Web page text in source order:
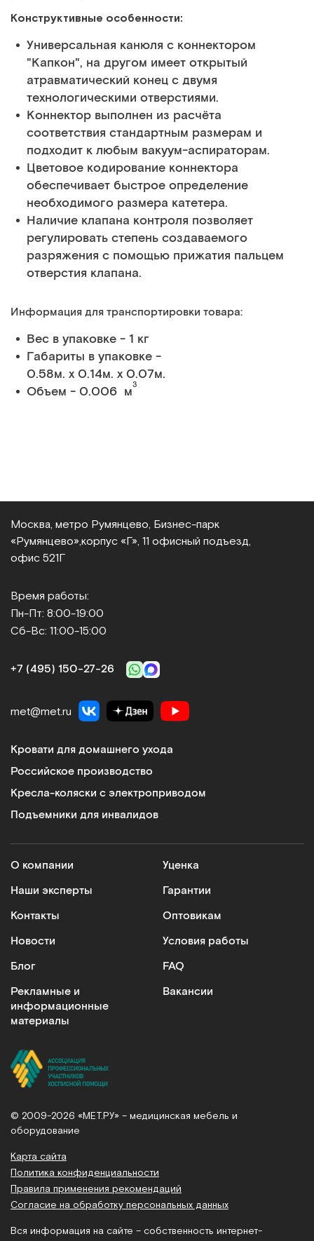
Конструктивные особенности:
Универсальная канюля с коннектором
"Капкон", на другом имеет открытый
атравматический конец с двумя
технологическими отверстиями.
Коннектор выполнен из расчёта
соответствия стандартным размерам и
подходит к любым вакуум-аспираторам.
Цветовое кодирование коннектора
обеспечивает быстрое определение
необходимого размера катетера.
Наличие клапана контроля позволяет
регулировать степень создаваемого
разряжения с помощью прижатия пальцем
отверстия клапана.
Информация для транспортировки товара:
Вес в упаковке - 1 кг
Габариты в упаковке -
0.58м. x 0.14м. x 0.07м.
Объем - 0.006 м3
Москва, метро Румянцево, Бизнес‑парк
«Румянцево», корпус «Г», 11 офисный подъезд,
офис 521Г
Время работы:
Пн-Пт: 8:00-19:00
Сб-Вс: 11:00-15:00
+7 (495) 150‑27‑26
met@met.ru
Кровати для домашнего ухода
Российское производство
Кресла-коляски с электроприводом
Подъемники для инвалидов
О компании
Наши эксперты
Контакты
Новости
Блог
Рекламные и
информационные
материалы
Уценка
Гарантии
Оптовикам
Условия работы
FAQ
Вакансии
© 2009-2026 «МЕТ.РУ» – медицинская мебель и
оборудование
Карта сайта
Политика конфиденциальности
Правила применения рекомендаций
Согласие на обработку персональных данных
Вся информация на сайте – собственность интернет-